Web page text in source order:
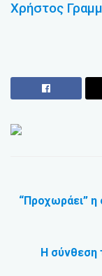
Χρήστος
“Προχωράει”
Η σύνθεση